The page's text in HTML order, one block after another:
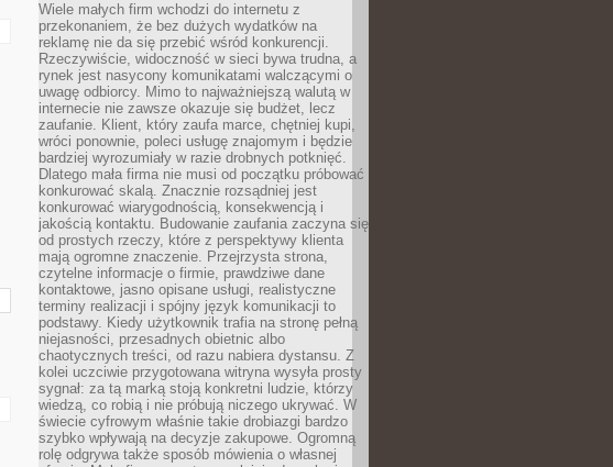
Wiele małych firm wchodzi do internetu z
przekonaniem, że bez dużych wydatków na
reklamę nie da się przebić wśród konkurencji.
Rzeczywiście, widoczność w sieci bywa trudna, a
rynek jest nasycony komunikatami walczącymi o
uwagę odbiorcy. Mimo to najważniejszą walutą w
internecie nie zawsze okazuje się budżet, lecz
zaufanie. Klient, który zaufa marce, chętniej kupi,
wróci ponownie, poleci usługę znajomym i będzie
bardziej wyrozumiały w razie drobnych potknięć.
Dlatego mała firma nie musi od początku próbować
konkurować skalą. Znacznie rozsądniej jest
konkurować wiarygodnością, konsekwencją i
jakością kontaktu. Budowanie zaufania zaczyna się
od prostych rzeczy, które z perspektywy klienta
mają ogromne znaczenie. Przejrzysta strona,
czytelne informacje o firmie, prawdziwe dane
kontaktowe, jasno opisane usługi, realistyczne
terminy realizacji i spójny język komunikacji to
podstawy. Kiedy użytkownik trafia na stronę pełną
niejasności, przesadnych obietnic albo
chaotycznych treści, od razu nabiera dystansu. Z
kolei uczciwie przygotowana witryna wysyła prosty
sygnał: za tą marką stoją konkretni ludzie, którzy
wiedzą, co robią i nie próbują niczego ukrywać. W
świecie cyfrowym właśnie takie drobiazgi bardzo
szybko wpływają na decyzje zakupowe. Ogromną
rolę odgrywa także sposób mówienia o własnej